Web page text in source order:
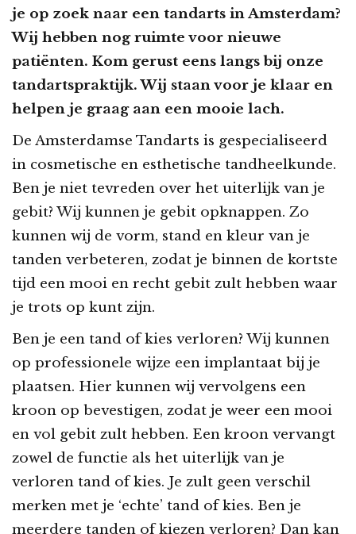
je op zoek naar een tandarts in Amsterdam?
Wij hebben nog ruimte voor nieuwe
patiënten. Kom gerust eens langs bij onze
tandartspraktijk. Wij staan voor je klaar en
helpen je graag aan een mooie lach.
De Amsterdamse Tandarts is gespecialiseerd
in cosmetische en esthetische tandheelkunde.
Ben je niet tevreden over het uiterlijk van je
gebit? Wij kunnen je gebit opknappen. Zo
kunnen wij de vorm, stand en kleur van je
tanden verbeteren, zodat je binnen de kortste
tijd een mooi en recht gebit zult hebben waar
je trots op kunt zijn.
Ben je een tand of kies verloren? Wij kunnen
op professionele wijze een implantaat bij je
plaatsen. Hier kunnen wij vervolgens een
kroon op bevestigen, zodat je weer een mooi
en vol gebit zult hebben. Een kroon vervangt
zowel de functie als het uiterlijk van je
verloren tand of kies. Je zult geen verschil
merken met je ‘echte’ tand of kies. Ben je
meerdere tanden of kiezen verloren? Dan kan